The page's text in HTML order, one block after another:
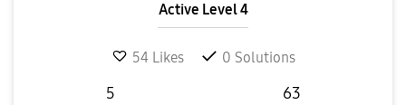
Active Level 4
54 Likes 0 Solutions
5 63